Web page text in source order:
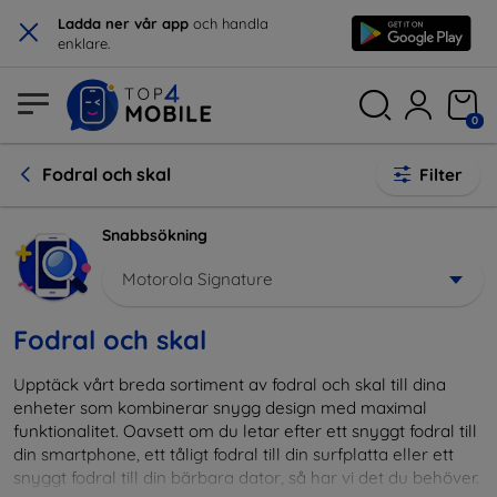
× Ladda ner vår app och handla
enklare.
0
Fodral och skal Filter
Snabbsökning
Motorola Signature
Fodral och skal
Upptäck vårt breda sortiment av fodral och skal till dina
enheter som kombinerar snygg design med maximal
funktionalitet. Oavsett om du letar efter ett snyggt fodral till
din smartphone, ett tåligt fodral till din surfplatta eller ett
snyggt fodral till din bärbara dator, så har vi det du behöver.